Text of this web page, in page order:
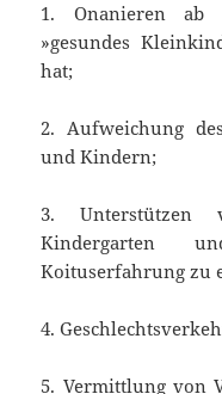
1. Onanieren
»gesundes
hat;
2. Aufweichung
und Kindern;
3. Unterstützen
Kindergarten
Koituserfahrung zu
4.
5. Vermittlung von